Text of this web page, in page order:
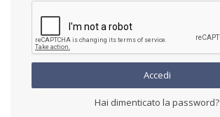
Accedi
Hai dimenticato la password?